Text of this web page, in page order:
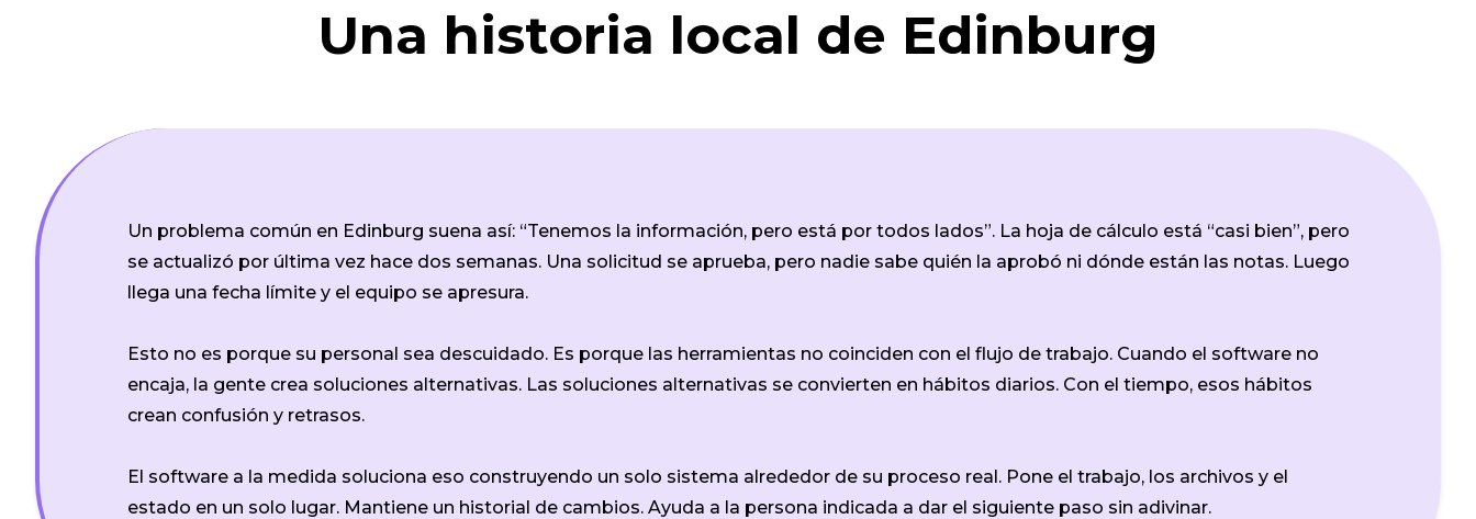
Una historia local de Edinburg
Un problema común en Edinburg suena así: “Tenemos la información, pero está por todos lados”. La hoja de cálculo está “casi bien”, pero
se actualizó por última vez hace dos semanas. Una solicitud se aprueba, pero nadie sabe quién la aprobó ni dónde están las notas. Luego
llega una fecha límite y el equipo se apresura.
Esto no es porque su personal sea descuidado. Es porque las herramientas no coinciden con el flujo de trabajo. Cuando el software no
encaja, la gente crea soluciones alternativas. Las soluciones alternativas se convierten en hábitos diarios. Con el tiempo, esos hábitos
crean confusión y retrasos.
El software a la medida soluciona eso construyendo un solo sistema alrededor de su proceso real. Pone el trabajo, los archivos y el
estado en un solo lugar. Mantiene un historial de cambios. Ayuda a la persona indicada a dar el siguiente paso sin adivinar.